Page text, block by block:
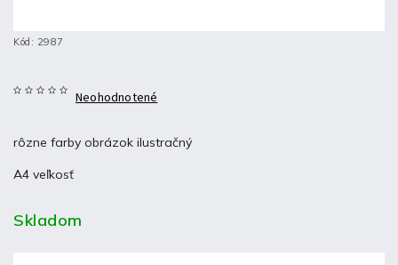
Kód: 2987
Neohodnotené
rôzne farby obrázok ilustračný
A4 veľkosť
Skladom